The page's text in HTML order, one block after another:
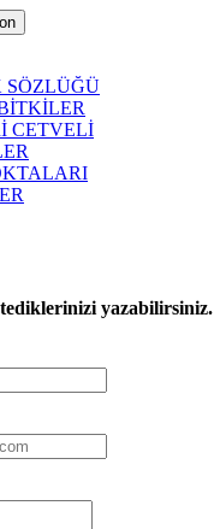
SÖZLÜĞÜ
CETVELİ
yazabilirsiniz.